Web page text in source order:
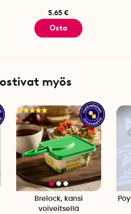
5.65 €
Osta
myös
Brelock, kansi
voiveitsellä